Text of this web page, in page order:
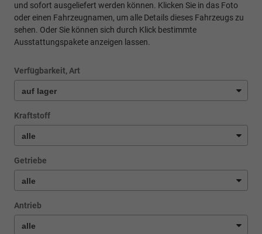
und sofort ausgeliefert werden können. Klicken Sie in das Foto
oder einen Fahrzeugnamen, um alle Details dieses Fahrzeugs zu
sehen. Oder Sie können sich durch Klick bestimmte
Ausstattungspakete anzeigen lassen.
Verfügbarkeit, Art
Kraftstoff
Getriebe
Antrieb